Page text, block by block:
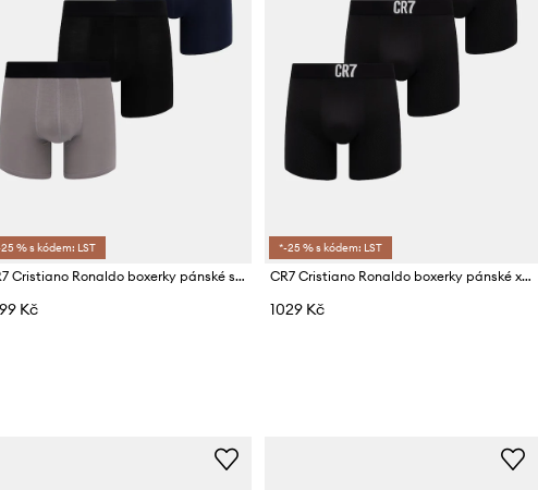
% s kódem: LST
CR7 Cristiano Ronaldo boxerky pánské s modalem x MODAL CONCEPT 3-pack
Kč
*-25 % s kódem: LST
CR7 Cristiano Ronaldo boxerky pánské x MODAL CONCEPT 3-pack
1029 Kč